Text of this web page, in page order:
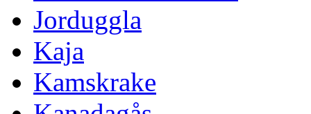
Jorduggla
Kaja
Kamskrake